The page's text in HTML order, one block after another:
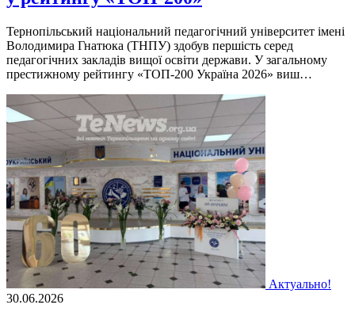
Тернопільський національний педагогічний університет імені
Володимира Гнатюка (ТНПУ) здобув першість серед
педагогічних закладів вищої освіти держави. У загальному
престижному рейтингу «ТОП-200 Україна 2026» виш…
Актуально!
30.06.2026